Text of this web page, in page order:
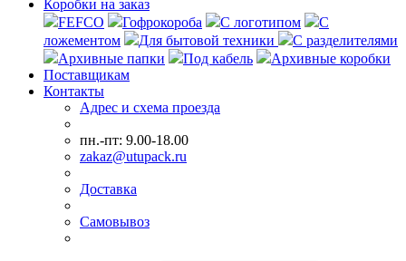
Коробки на заказ
FEFCO
Гофрокороба С логотипом
С
ложементом
Для бытовой техники
С разделителями
Архивные папки
Под кабель
Архивные коробки
Поставщикам
Контакты
Адрес и схема проезда
пн.-пт: 9.00-18.00
zakaz@utupack.ru
Доставка
Самовывоз